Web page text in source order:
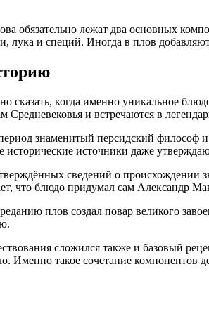
обязательно лежат два основных
лука и специй. Иногда в плов
сказать, когда именно уникальное
Средневековья и встречаются в
знаменитый персидский философ
исторические источники даже
сведений о происхождении
что блюдо придумал сам Александр
плов создал повар великого
сложился также и базовый
Именно такое сочетание компонентов